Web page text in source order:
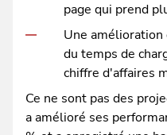
page qui prend
Une
du temps de
chiffre d'affaires
Ce ne sont pas des
a amélioré ses